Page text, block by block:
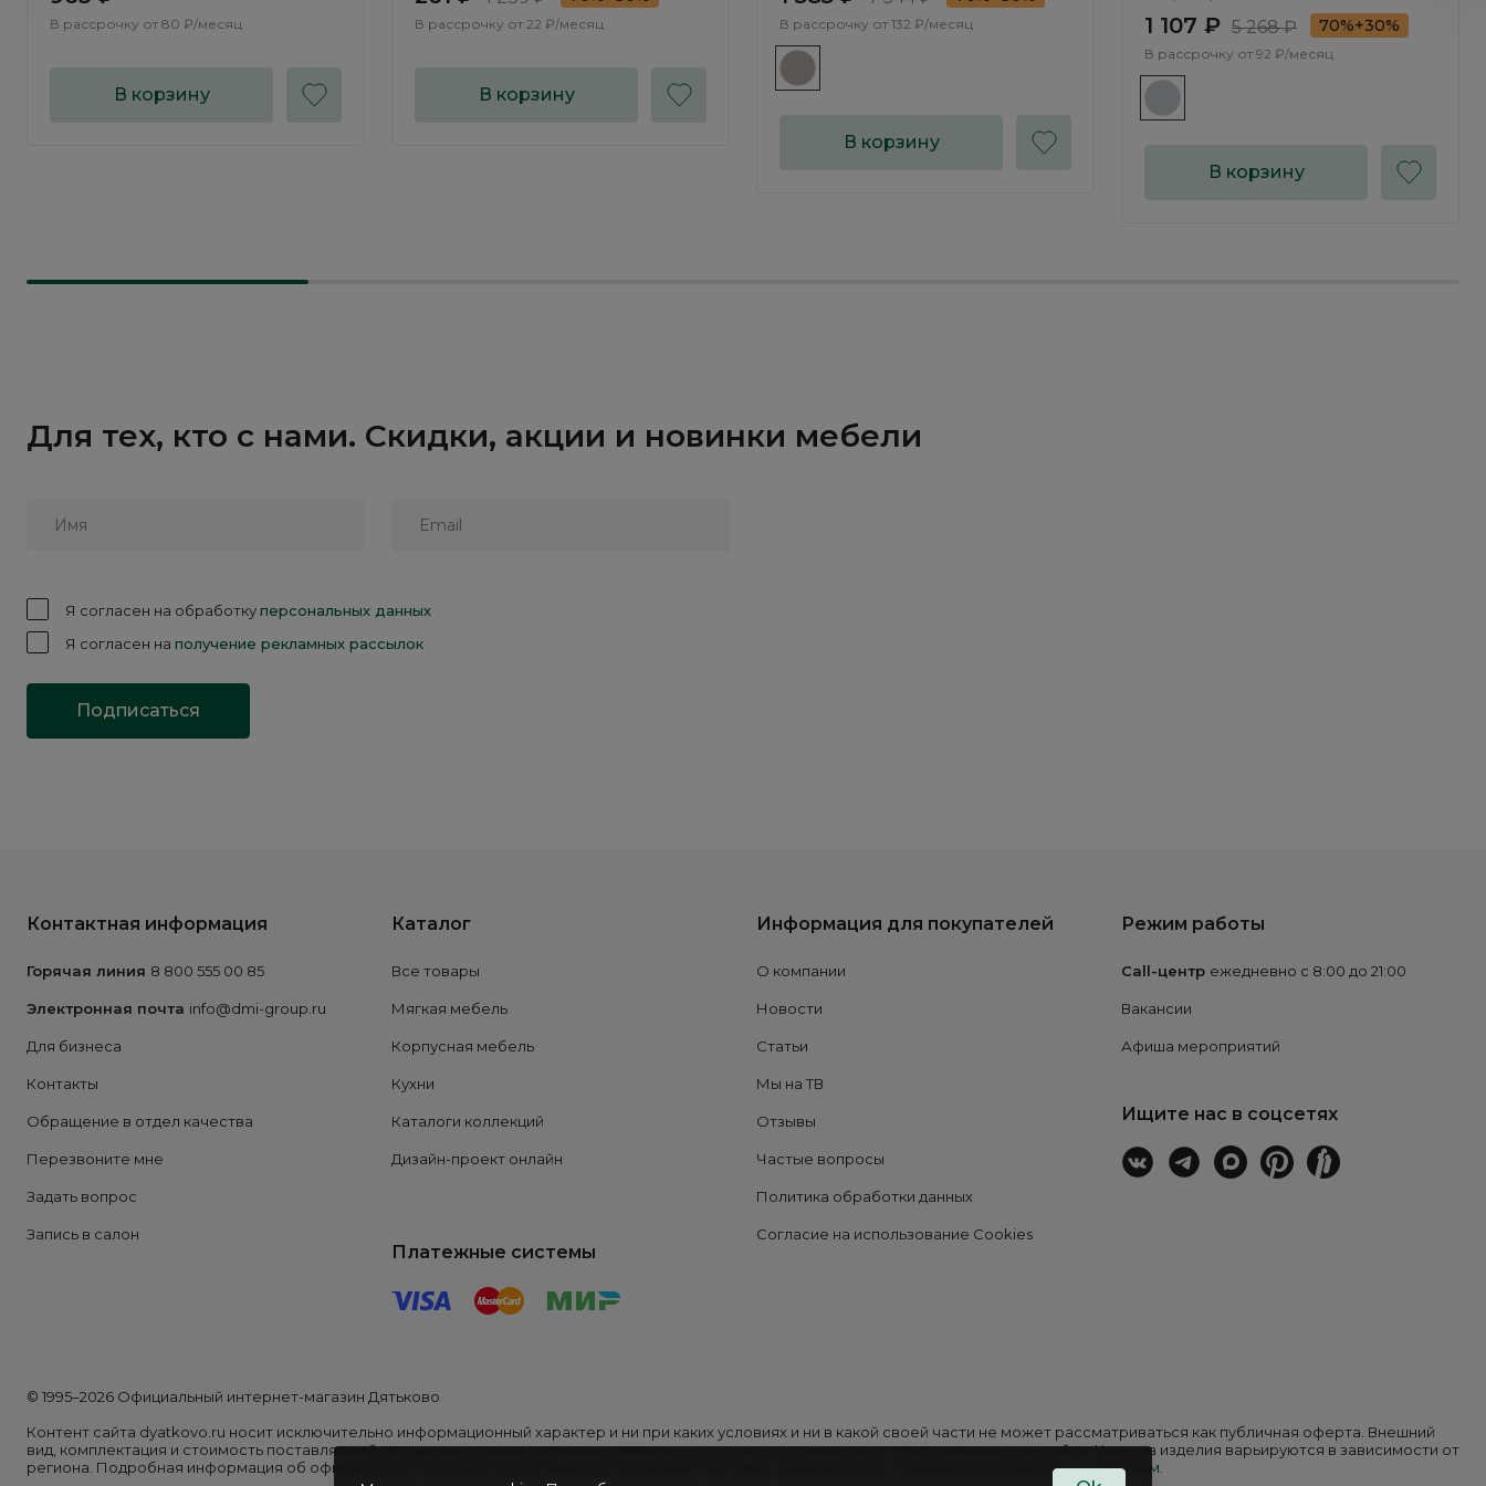
В рассрочку от 80 ₽/месяц
В корзину
В рассрочку от 22 ₽/месяц
В корзину
В рассрочку от 132 ₽/месяц
В корзину
1 107 ₽ 5 268 ₽ 70%+30%
В рассрочку от 92 ₽/месяц
В корзину
Для тех, кто с нами. Скидки, акции и новинки мебели
Я согласен на обработкуперсональных данных
Я согласен на получение рекламных рассылок
Подписаться
Контактная информация
Горячая линия 8 800 555 00 85
Электронная почта info@dmi-group.ru
Для бизнеса
Контакты
Обращение в отдел качества
Перезвоните мне
Задать вопрос
Запись в салон
Каталог
Все товары
Мягкая мебель
Корпусная мебель
Кухни
Каталоги коллекций
Дизайн-проект онлайн
Платежные системы
Информация для покупателей
О компании
Новости
Статьи
Мы на ТВ
Отзывы
Частые вопросы
Политика обработки данных
Согласие на использование Cookies
Режим работы
Call-центр ежедневно с 8:00 до 21:00
Вакансии
Афиша мероприятий
Ищите нас в соцсетях
© 1995–2026 Официальный интернет-магазин Дятьково
Контент сайта dyatkovo.ru носит исключительно информационный характер и ни при каких условиях и ни в какой своей части не может рассматриваться как публичная оферта. Внешний
вид, комплектация и стоимость поставляемой продукции, а также перечень сервисных услуг могут отличаться от представленных на сайте. Цены на изделия варьируются в зависимости от
региона. Подробная информация об официальном торговом представителе и условиях поставки товаров и услуг приведена в разделепокупателям